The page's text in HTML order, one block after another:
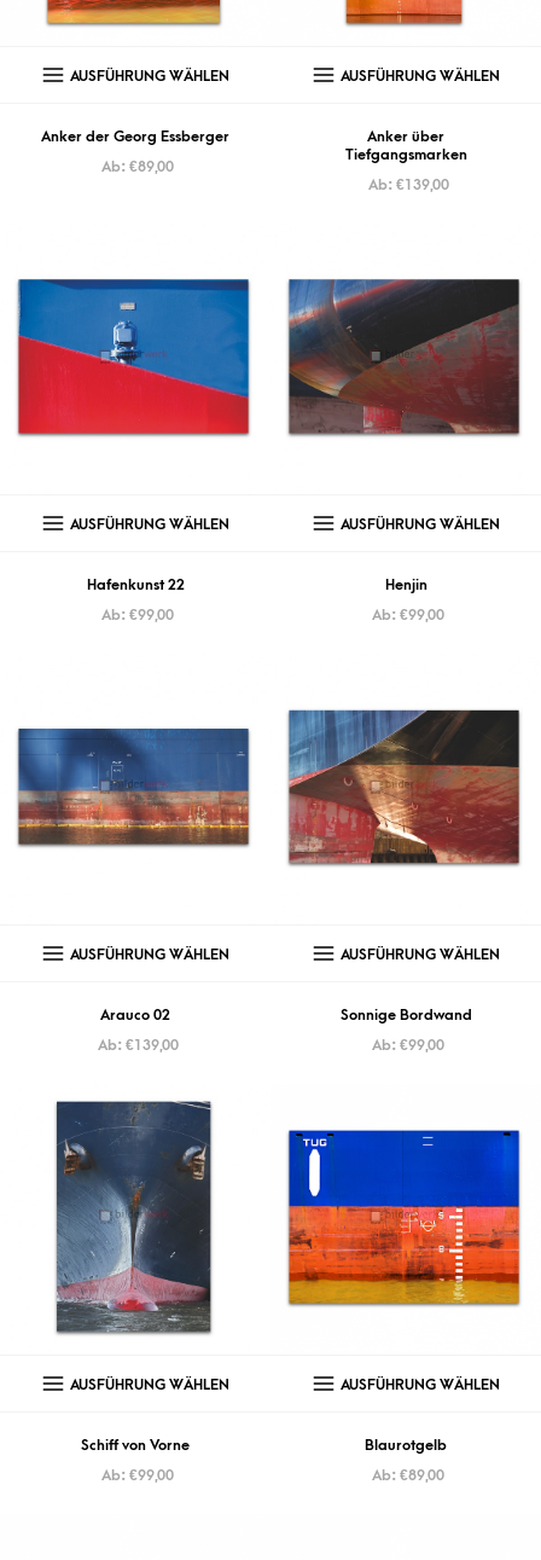
AUSFÜHRUNG WÄHLEN
Anker der Georg Essberger
Ab: €89,00
AUSFÜHRUNG WÄHLEN
Anker über
Tiefgangsmarken
Ab: €139,00
AUSFÜHRUNG WÄHLEN
Hafenkunst 22
Ab: €99,00
AUSFÜHRUNG WÄHLEN
Henjin
Ab: €99,00
AUSFÜHRUNG WÄHLEN
Arauco 02
Ab: €139,00
AUSFÜHRUNG WÄHLEN
Sonnige Bordwand
Ab: €99,00
AUSFÜHRUNG WÄHLEN
Schiff von Vorne
Ab: €99,00
AUSFÜHRUNG WÄHLEN
Blaurotgelb
Ab: €89,00